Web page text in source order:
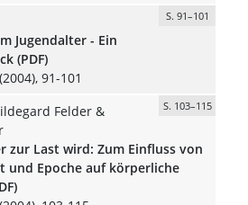
S. 91–101
Jugendalter - Ein
(PDF)
91-101
Felder &
S. 103–115
zur Last wird: Zum Einfluss von
und Epoche auf körperliche